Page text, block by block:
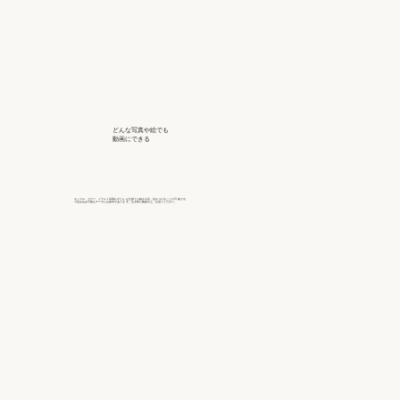
どんな写真や絵でも
動画にできる
モノクロ、カラー、イラスト等問わずどん な仕様でも動きや音、色をつけることが可 能です。
※読み込み可能なデータには条件がありま す。注文時に確認の上、お送りください。